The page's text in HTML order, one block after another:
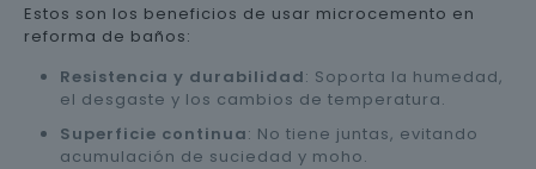
Estos son los beneficios de usar microcemento en
reforma de baños:
Resistencia y durabilidad: Soporta la humedad,
el desgaste y los cambios de temperatura.
Superficie continua: No tiene juntas, evitando
acumulación de suciedad y moho.